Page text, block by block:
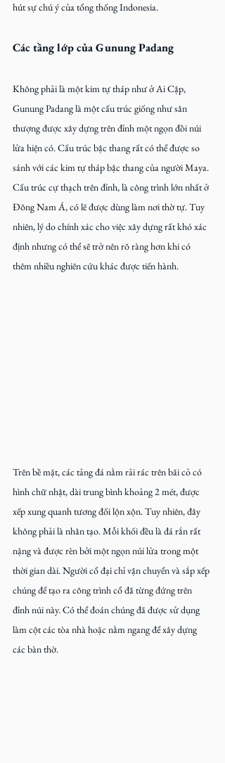
hút sự chú ý của tổng thống Indonesia.
Các tầng lớp của Gunung Padang
Không phải là một kim tự tháp như ở Ai Cập,
Gunung Padang là một cấu trúc giống như sân
thượng được xây dựng trên đỉnh một ngọn đồi núi
lửa hiện có. Cấu trúc bậc thang rất có thể được so
sánh với các kim tự tháp bậc thang của người Maya.
Cấu trúc cự thạch trên đỉnh, là công trình lớn nhất ở
Đông Nam Á, có lẽ được dùng làm nơi thờ tự. Tuy
nhiên, lý do chính xác cho việc xây dựng rất khó xác
định nhưng có thể sẽ trở nên rõ ràng hơn khi có
thêm nhiều nghiên cứu khác được tiến hành.
Trên bề mặt, các tảng đá nằm rải rác trên bãi cỏ có
hình chữ nhật, dài trung bình khoảng 2 mét, được
xếp xung quanh tương đối lộn xộn. Tuy nhiên, đây
không phải là nhân tạo. Mỗi khối đều là đá rắn rất
nặng và được rèn bởi một ngọn núi lửa trong một
thời gian dài. Người cổ đại chỉ vận chuyển và sắp xếp
chúng để tạo ra công trình cổ đã từng đứng trên
đỉnh núi này. Có thể đoán chúng đã được sử dụng
làm cột các tòa nhà hoặc nằm ngang để xây dựng
các bàn thờ.